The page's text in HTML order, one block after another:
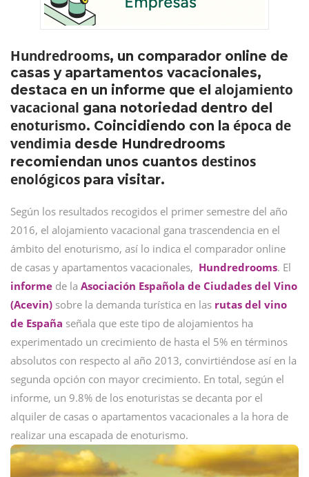
Hundredrooms, un comparador online de
casas y apartamentos vacacionales,
destaca en un informe que el alojamiento
vacacional gana notoriedad dentro del
enoturismo. Coincidiendo con la época de
vendimia desde Hundredrooms
recomiendan unos cuantos destinos
enológicos para visitar.
Según los resultados recogidos el primer semestre del año
2016, el alojamiento vacacional gana trascendencia en el
ámbito del enoturismo, así lo indica el comparador online
de casas y apartamentos vacacionales, Hundredrooms. El
informe de la Asociación Española de Ciudades del Vino
(Acevin) sobre la demanda turística en las rutas del vino
de España señala que este tipo de alojamientos ha
experimentado un crecimiento de hasta el 5% en términos
absolutos con respecto al año 2013, convirtiéndose así en la
segunda opción con mayor crecimiento. En total, según el
informe, un 9.8% de los enoturistas se decanta por el
alquiler de casas o apartamentos vacacionales a la hora de
realizar una escapada de enoturismo.